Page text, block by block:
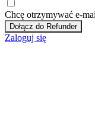
Chcę otrzymywać e-
Dołącz do Refunder
Zaloguj się